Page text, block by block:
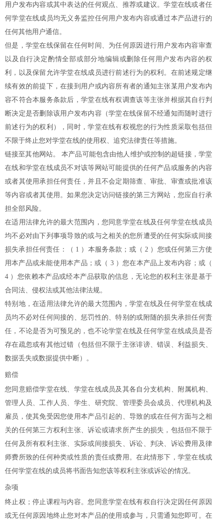
用户发布内容或其中表达的任何观点、推荐或建议。学堂在线或者任
何学堂在线成员均无义务监控任何用户发布内容或通过本产品进行的
任何其他用户通信。
但是，学堂在线保留在任何时间、为任何原因进行用户发布内容审查
以及自行决定酌情全部或部分地编辑或删除任何用户发布内容的权
利，以及保留允许学堂在线成员进行前述行为的权利。在前述规定继
续有效的前提下，在接到用户或内容所有者的通知主张某用户发布内
容不符合本服务条款后，学堂在线有权调查该等主张并根据其自行判
断决定是否删除该用户发布内容（学堂在线保留不经通知而随时进行
前述行为的权利），同时，学堂在线有权视您的行为性质采取包括但
不限于终止您对学堂在线的使用权、追究法律责任等措施。
链接至其他网站。 本产品可能包含由他人维护或控制的超链接，学堂
在线和学堂在线成员不对该等网站可能提供的任何产品或服务的内容
或者其使用承担任何责任，并且不会定期筛查、审批、审查或批准该
等内容或者其使用。如果您决定访问链接的第三方网站，您应自行承
担全部风险。
在适用法律允许的最大范围内，您同意学堂在线及任何学堂在线成员
均不必对由下列事项导致的或与之相关的您所遭受的任何实际或间接
损失承担任何责任：（ 1 ）本服务条款；或（ 2 ）您或任何第三方使
用本产品或未能使用本产品；或（ 3 ）您在本产品上发布内容；或（
4 ）您依赖本产品或经本产品获取的信息，无论您的权利主张是基于
合同法、侵权法或其他法律法规。
特别地，在适用法律允许的最大范围内，学堂在线及任何学堂在线成
员均不必对任何间接的、惩罚性的、特别的或附随的损失承担任何责
任，不论是否为可预见的，也不论学堂在线及任何学堂在线成员是否
存在疏忽或有其他过错（包括但不限于主张诽谤、错误、利益损失、
数据丢失或数据提供中断）。
赔偿
您同意赔偿学堂在线、学堂在线成员及其各自分支机构、附属机构、
管理人员、工作人员、学生、研究院、管理委员会成员、代理机构及
雇员，使其免受因您使用本产品引起的、导致的或在任何方面与之相
关的任何第三方权利主张、诉讼或请求所产生的损失，包括但不限于
任何及所有权利主张、实际或间接损失、诉讼、判决、诉讼费用及律
师费所致的任何种类或性质的责任或费用。在此情形下，学堂在线或
任何学堂在线的成员将书面告知您该等权利主张或诉讼的情况。
杂项
终止权；停止课程与内容。您同意学堂在线有权自行决定因任何原因
或无任何原因地终止您对本产品的使用或参与，只需通知您即可。在